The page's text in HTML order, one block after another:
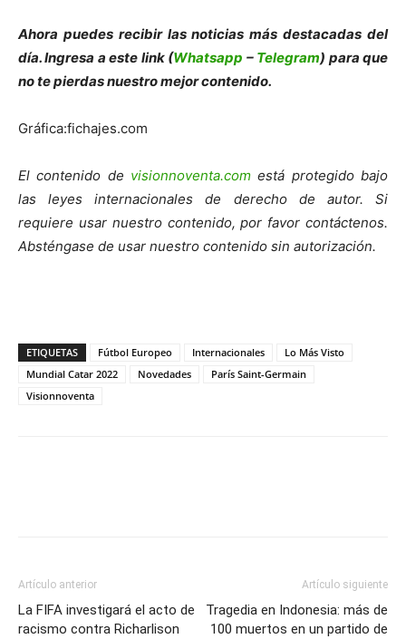
Ahora puedes recibir las noticias más destacadas del
día. Ingresa a este link (Whatsapp – Telegram) para que
no te pierdas nuestro mejor contenido.
Gráfica:fichajes.com
El contenido de visionnoventa.com está protegido bajo
las leyes internacionales de derecho de autor. Si
requiere usar nuestro contenido, por favor contáctenos.
Absténgase de usar nuestro contenido sin autorización.
ETIQUETAS Fútbol Europeo Internacionales
Lo Más Visto
Mundial Catar 2022
Novedades
París Saint-Germain
Visionnoventa
Artículo anterior
La FIFA investigará el acto de
racismo contra Richarlison
Artículo siguiente
Tragedia en Indonesia: más de
100 muertos en un partido de